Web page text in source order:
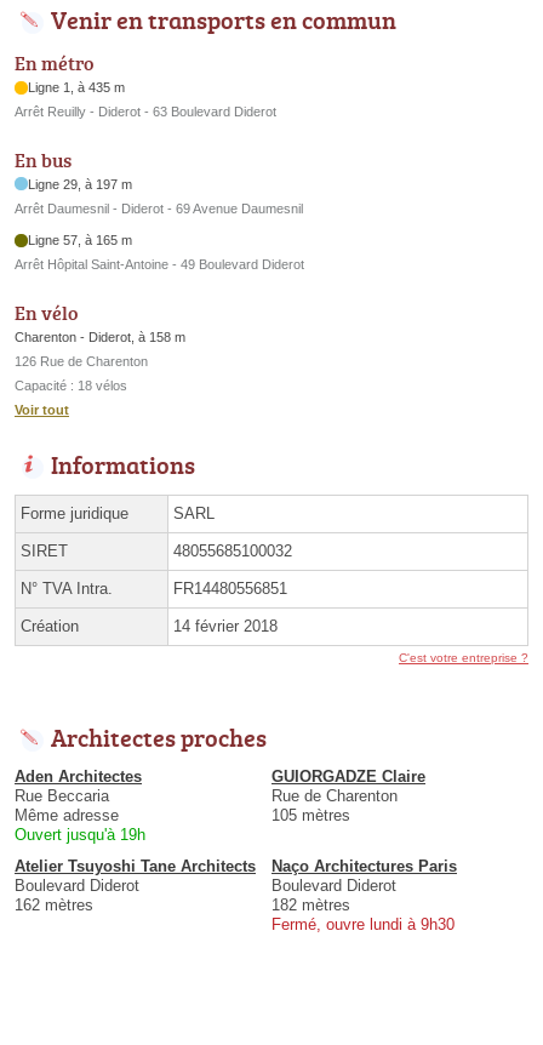
Venir en transports en commun
En métro
Ligne 1, à 435 m
Arrêt Reuilly - Diderot - 63 Boulevard Diderot
En bus
Ligne 29, à 197 m
Arrêt Daumesnil - Diderot - 69 Avenue Daumesnil
Ligne 57, à 165 m
Arrêt Hôpital Saint-Antoine - 49 Boulevard Diderot
En vélo
Charenton - Diderot, à 158 m
126 Rue de Charenton
Capacité : 18 vélos
Voir tout
Informations
Forme juridique SARL
SIRET 48055685100032
N° TVA Intra. FR14480556851
Création 14 février 2018
C'est votre entreprise ?
Architectes proches
Aden Architectes
Rue Beccaria
Même adresse
Ouvert jusqu'à 19h
GUIORGADZE Claire
Rue de Charenton
105 mètres
Atelier Tsuyoshi Tane Architects
Boulevard Diderot
162 mètres
Naço Architectures Paris
Boulevard Diderot
182 mètres
Fermé, ouvre lundi à 9h30